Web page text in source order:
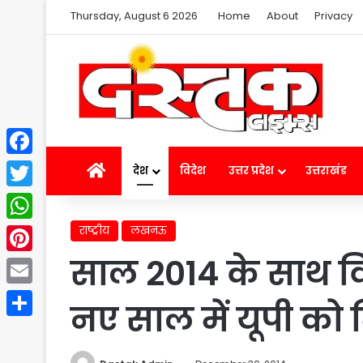
Thursday, August 6 2026 Home About Privacy
Homeदेश विदेश उत्तर प्रदेश उत्तराखंड
राष्ट्रीय लखनऊ
साल 2014 के साथ
नए साल में यूपी को
Facebook
Twitter
WhatsApp
Pinterest
Email